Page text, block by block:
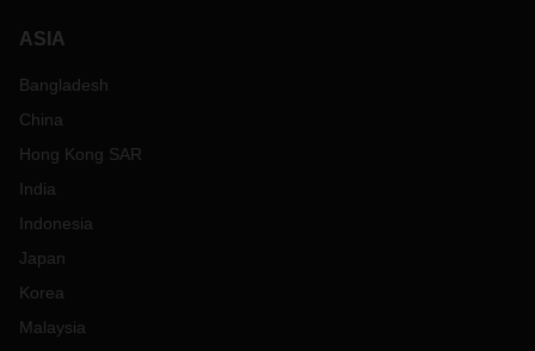
ASIA
Bangladesh
China
Hong Kong SAR
India
Indonesia
Japan
Korea
Malaysia